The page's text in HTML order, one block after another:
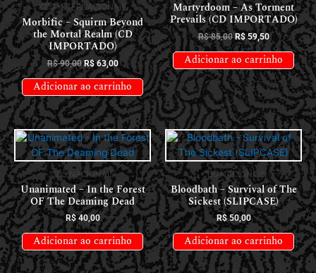
CDS INTERNACIONAIS
Morbific – Squirm Beyond
the Mortal Realm (CD
IMPORTADO)
R$90,00 R$63,00
Adicionar ao carrinho
Martyrdoom – As Torment
Prevails (CD IMPORTADO)
R$85,00 R$59,50
Adicionar ao carrinho
CDS NACIONAIS
Unanimated – In the Forest
OF The Deaming Dead
R$40,00
Adicionar ao carrinho
CDS NACIONAIS
Bloodbath – Survival of The
Sickest (SLIPCASE)
R$50,00
Adicionar ao carrinho